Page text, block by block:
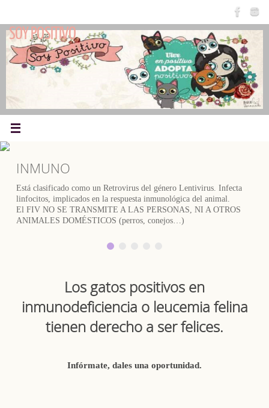
contenido
SOY POSITIVO
INMUNO
Está clasificado como un Retrovirus del género Lentivirus. Infecta
linfocitos, implicados en la respuesta inmunológica del animal.
El FIV NO SE TRANSMITE A LAS PERSONAS, NI A OTROS
ANIMALES DOMÉSTICOS (perros, conejos…)
Los gatos positivos en
inmunodeficiencia o leucemia felina
tienen derecho a ser felices.
Infórmate, dales una oportunidad.